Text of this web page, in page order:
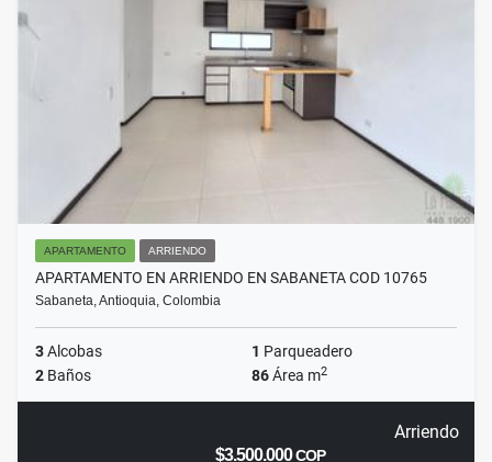
APARTAMENTO ARRIENDO
APARTAMENTO EN ARRIENDO EN SABANETA COD 10765
Sabaneta, Antioquia, Colombia
3Alcobas 1 Parqueadero
2 Baños 86Área m2
Arriendo
$3.500.000COP